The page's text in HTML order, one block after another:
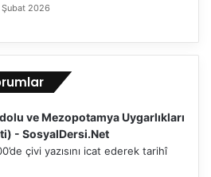
Şubat 2026
ve Mezopotamya Uygarlıkları
- SosyalDersi.Net
çivi yazısını icat ederek tarihî